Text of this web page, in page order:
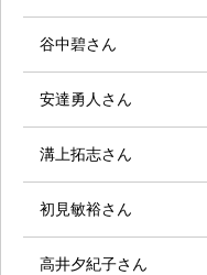
谷中碧さん
安達勇人さん
溝上拓志さん
初見敏裕さん
高井夕紀子さん